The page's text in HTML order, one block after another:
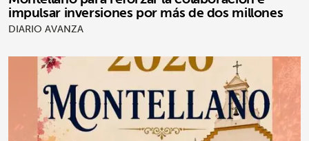
impulsar inversiones por más de dos millones
DIARIO AVANZA